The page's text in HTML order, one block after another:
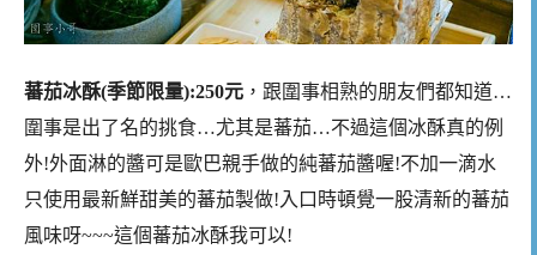
蕃茄冰酥(季節限量):250元 ，跟圍事相熟的朋友們都知道…
圍事是出了名的挑食…尤其是蕃茄…不過這個冰酥真的例
外!外面淋的醬可是歐巴親手做的純蕃茄醬喔!不加一滴水
只使用最新鮮甜美的蕃茄製做!入口時頓覺一股清新的蕃茄
風味呀~~~這個蕃茄冰酥我可以!